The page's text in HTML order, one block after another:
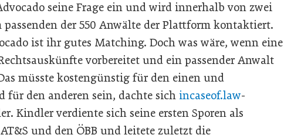
seine Frage ein und wird innerhalb von zwei
der 550 Anwälte der Plattform kontaktiert.
ist ihr gutes Matching. Doch was wäre, wenn eine
vorbereitet und ein passender Anwalt
müsste kostengünstig für den einen und
für den anderen sein, dachte sich incaseof.law-
Kindler verdiente sich seine ersten Sporen als
und den ÖBB und leitete zuletzt die